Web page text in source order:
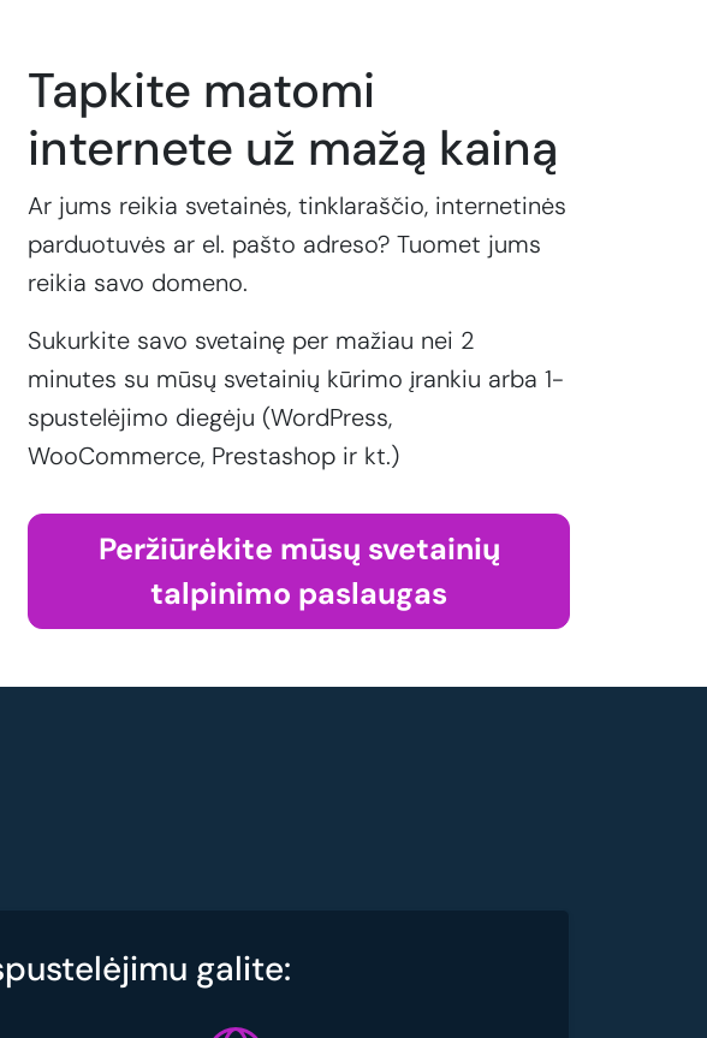
Tapkite matomi
internete už mažą kainą
Ar jums reikia svetainės, tinklaraščio, internetinės
parduotuvės ar el. pašto adreso? Tuomet jums
reikia savo domeno.
Sukurkite savo svetainę per mažiau nei 2
minutes su mūsų svetainių kūrimo įrankiu arba 1-
spustelėjimo diegėju (WordPress,
WooCommerce, Prestashop ir kt.)
Peržiūrėkite mūsų svetainių
talpinimo paslaugas
galite: